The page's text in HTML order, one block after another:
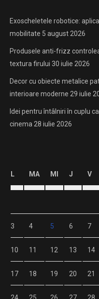
Exoscheletele robotice:
mobilitate 5 august 2026
Produsele anti-frizz
textura firului 30 iulie 2026
Decor cu obiecte metalice
interioare moderne 29 iulie
Idei pentru întâlniri în cuplu
cinema28 iulie 2026
L MA MI J V
3 4 5 6 7
10 11 12 13 14
17 18 19 20 21